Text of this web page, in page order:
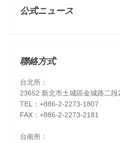
公式ニュース
聯絡方式
台北所：
23652 新北市土城區金城路二段
TEL：+886-2-2273-1807
FAX：+886-2-2273-2181
台南所：